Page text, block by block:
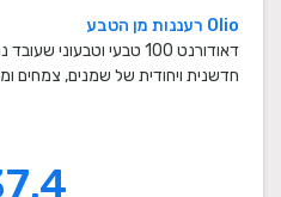
Olio רעננות מן הטבע
דאודורנט 100 טבעי
חדשנית ויחודית של שמנים, צמחים